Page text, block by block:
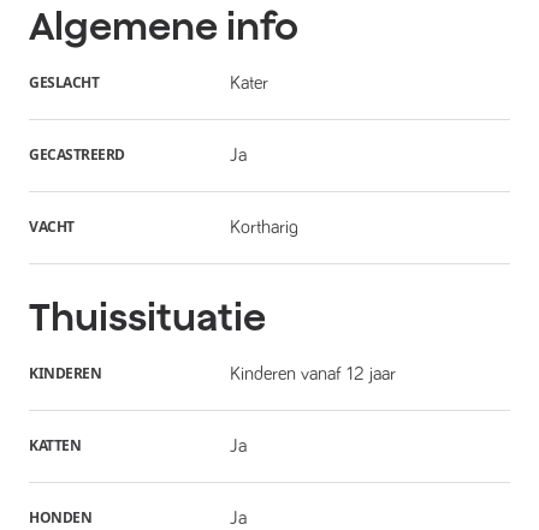
Algemene info
GESLACHT Kater
GECASTREERD Ja
VACHT Kortharig
Thuissituatie
KINDEREN Kinderen vanaf 12 jaar
KATTEN Ja
HONDEN Ja